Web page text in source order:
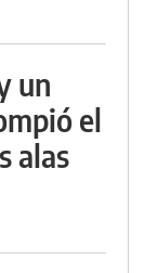
un
el
alas